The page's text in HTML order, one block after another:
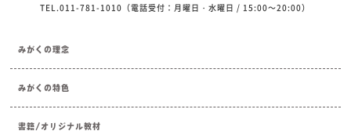
TEL.011-781-1010（電話受付：月曜日・水曜日 / 15:00～20:00）
みがくの理念
みがくの特色
書籍/オリジナル教材